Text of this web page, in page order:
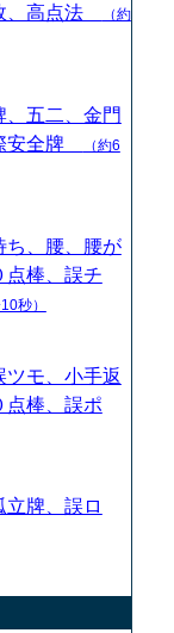
、高点法
（約
、五二、金門
安全牌
（約6
ち、腰、腰が
点棒、誤チ
秒）
ツモ、小手返
点棒、誤ポ
立牌、誤ロ